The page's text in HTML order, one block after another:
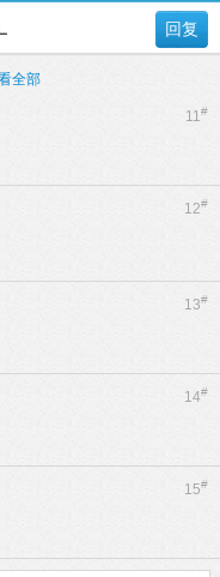
回复
全部
11#
12#
13#
14#
15#